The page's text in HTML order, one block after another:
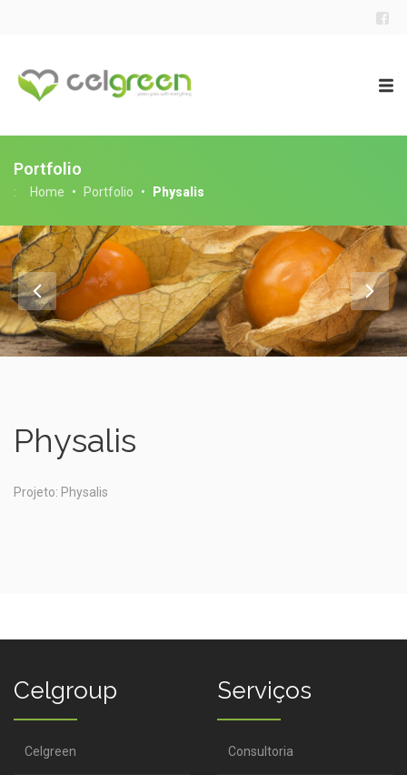
Portfolio
: Home • Portfolio • Physalis
Physalis
Projeto: Physalis
Celgroup
Celgreen
Serviços
Consultoria